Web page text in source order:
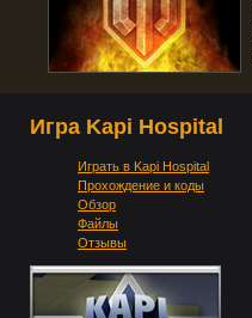
Игра Kapi Hospital
Играть в Kapi Hospital
Прохождение и коды
Обзор
Файлы
Отзывы